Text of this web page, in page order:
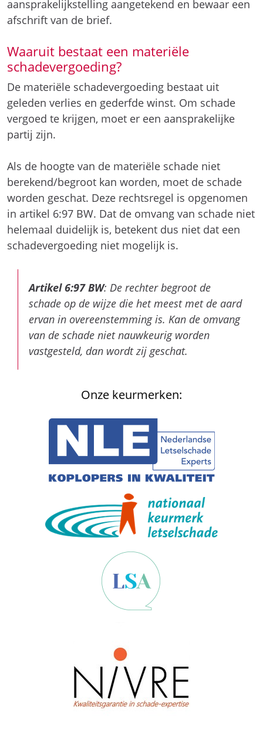
aansprakelijkstelling aangetekend en bewaar een
afschrift van de brief.
Waaruit bestaat een materiële
schadevergoeding?
De materiële schadevergoeding bestaat uit
geleden verlies en gederfde winst. Om schade
vergoed te krijgen, moet er een aansprakelijke
partij zijn.
Als de hoogte van de materiële schade niet
berekend/begroot kan worden, moet de schade
worden geschat. Deze rechtsregel is opgenomen
in artikel 6:97 BW. Dat de omvang van schade niet
helemaal duidelijk is, betekent dus niet dat een
schadevergoeding niet mogelijk is.
Artikel 6:97 BW: De rechter begroot de
schade op de wijze die het meest met de aard
ervan in overeenstemming is. Kan de omvang
van de schade niet nauwkeurig worden
vastgesteld, dan wordt zij geschat.
Onze keurmerken: